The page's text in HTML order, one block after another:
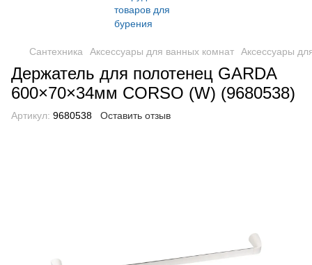
Сантехника Аксессуары для ванных комнат Аксессуары
Держатель для полотенец GARDA
600×70×34мм CORSO (W) (9680538)
Артикул: 9680538 Оставить отзыв